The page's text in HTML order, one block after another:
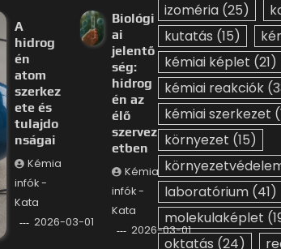
A
hidrog
én
atom
szerkez
ete és
tulajdo
nságai
Kémia
infók -
Kata
2026-03-01
Biológi
ai
jelentő
ség:
hidrog
én az
élő
szervez
etben
Kémia
infók -
Kata
2026-03-01
izoméria (25)
kutatás (15)
kémiai képlet (21)
kémiai reakciók
kémiai szerkezet
környezet (15)
laboratórium (41)
molekulaképlet
oktatás (24)